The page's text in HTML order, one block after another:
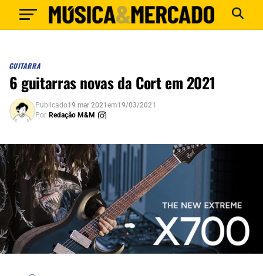
GUITARRA
6 guitarras novas da Cort em 2021
Publicado19 mar 2021em19/03/2021
Por Redação M&M